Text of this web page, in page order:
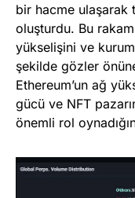
bir hacme ulaşarak
oluşturdu. Bu
yükselişini ve
şekilde gözler
Ethereum’un ağ
gücü ve NFT
önemli rol